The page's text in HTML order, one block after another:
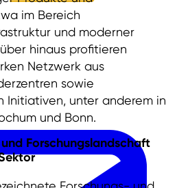
im Bereich
und moderner
hinaus profitieren
Netzwerk aus
sowie
unter anderem in
und Bonn.
Forschungslandschaft